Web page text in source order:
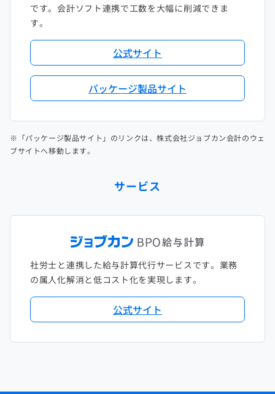
です。会計ソフト連携で工数を大幅に削減できま
す。
公式サイト
パッケージ製品サイト
※「パッケージ製品サイト」のリンクは、株式会社ジョブカン会計のウェ
ブサイトへ移動します。
サービス
社労士と連携した給与計算代行サービスです。業務
の属人化解消と低コスト化を実現します。
公式サイト